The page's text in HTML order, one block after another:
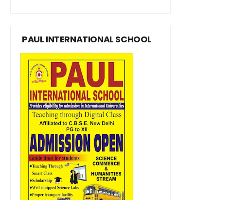
PAUL INTERNATIONAL SCHOOL